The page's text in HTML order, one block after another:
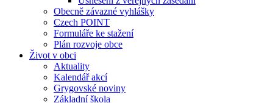
Obecně závazné vyhlášky
Czech POINT
Formuláře ke stažení
Plán rozvoje obce
Život v obci
Aktuality
Kalendář akcí
Grygovské noviny
Základní škola